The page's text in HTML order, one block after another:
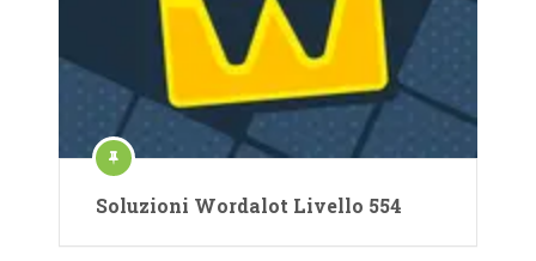
Soluzioni Wordalot Livello 554